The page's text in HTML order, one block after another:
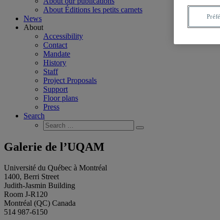
About Éditions les petits carnets
News
About
Accessibility
Contact
Mandate
History
Staff
Project Proposals
Support
Floor plans
Press
Search
Search
for:
Search
Galerie de l’UQAM
Université du Québec à Montréal
1400, Berri Street
Judith-Jasmin Building
Room J-R120
Montréal (QC) Canada
514 987-6150